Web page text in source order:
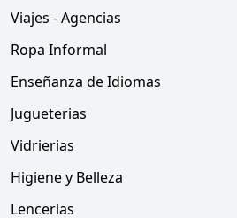
Viajes - Agencias
Ropa Informal
Enseñanza de Idiomas
Jugueterias
Vidrierias
Higiene y Belleza
Lencerias